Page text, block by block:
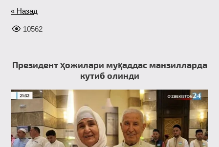
« Назад
10562
Президент ҳожилари муқаддас манзилларда
кутиб олинди